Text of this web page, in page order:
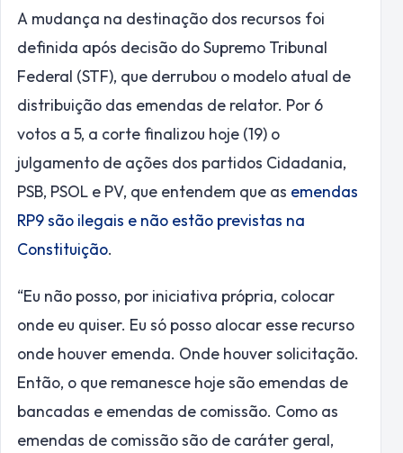
A mudança na destinação dos recursos foi
definida após decisão do Supremo Tribunal
Federal (STF), que derrubou o modelo atual de
distribuição das emendas de relator. Por 6
votos a 5, a corte finalizou hoje (19) o
julgamento de ações dos partidos Cidadania,
PSB, PSOL e PV, que entendem que as emendas
RP9 são ilegais e não estão previstas na
Constituição.
“Eu não posso, por iniciativa própria, colocar
onde eu quiser. Eu só posso alocar esse recurso
onde houver emenda. Onde houver solicitação.
Então, o que remanesce hoje são emendas de
bancadas e emendas de comissão. Como as
emendas de comissão são de caráter geral,